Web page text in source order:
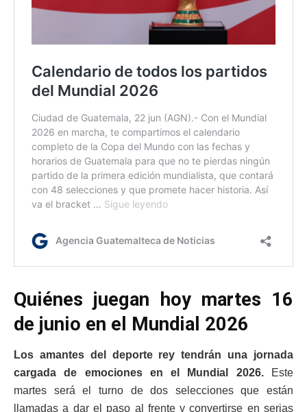
Quiénes juegan hoy martes 16
de junio en el Mundial 2026
Los amantes del deporte rey tendrán una jornada
cargada de emociones en el Mundial 2026.Este
martes será el turno de dos selecciones que están
llamadas a dar el paso al frente y convertirse en serias